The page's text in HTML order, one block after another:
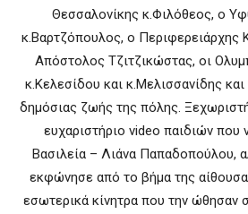
Θεσσαλονίκης κ.Φιλόθεος, ο
κ.Βαρτζόπουλος, ο Περιφερειάρχης
Απόστολος Τζιτζικώστας, οι
κ.Κελεσίδου και κ.Μελισσανίδης
δημόσιας ζωής της πόλης.
ευχαριστήριο video παιδιών που
Βασιλεία – Λιάνα Παπαδοπούλου,
εκφώνησε από το βήμα της
εσωτερικά κίνητρα που την ώθησαν